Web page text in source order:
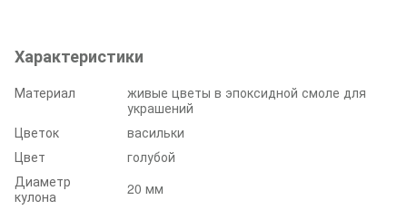
Характеристики
Материал
живые цветы в эпоксидной смоле для
украшений
Цветок
васильки
Цвет
голубой
Диаметр
кулона
20 мм